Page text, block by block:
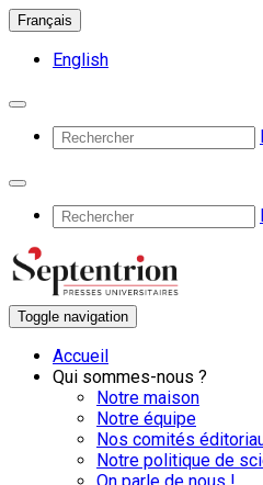
Français
English
Toggle navigation
Accueil
Qui sommes-nous ?
Notre maison
Notre équipe
Nos comités
Notre politique de